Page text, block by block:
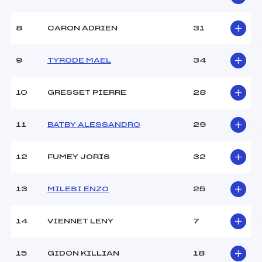
8 CARON ADRIEN 31
9 TYRODE MAEL 34
10 GRESSET PIERRE 28
11 BATBY ALESSANDRO 29
12 FUMEY JORIS 32
13 MILESI ENZO 25
14 VIENNET LENY 7
15 GIDON KILLIAN 18